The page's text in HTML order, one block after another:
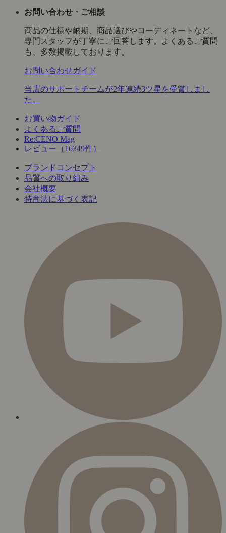
お問い合わせ・ご相談
商品の仕様や納期、商品選びやコーディネートなど、
専門スタッフが丁寧にご回答します。よくあるご質問
も、多数掲載しております。
お問い合わせガイド
当店のサポートチームが2年連続3ツ星を受賞しまし
た。
お買い物ガイド
よくあるご質問
Re:CENO Mag
レビュー（16349件）
ブランドコンセプト
品質への取り組み
会社概要
特商法に基づく表記